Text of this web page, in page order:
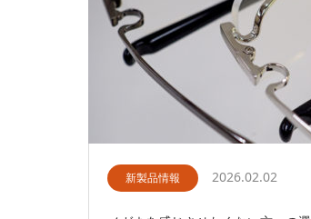
新製品情報 2026.02.02